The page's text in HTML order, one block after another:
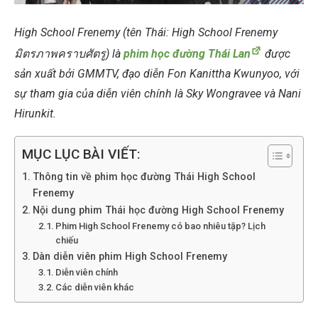
High School Frenemy (tên Thái: High School Frenemy
มิตรภาพคราบศัตรู) là phim học đường Thái Lan
được
sản xuất bởi GMMTV, đạo diễn Fon Kanittha Kwunyoo, với
sự tham gia của diễn viên chính là Sky Wongravee và Nani
Hirunkit.
MỤC LỤC BÀI VIẾT:
Thông tin về phim học đường Thái High School
Frenemy
Nội dung phim Thái học đường High School Frenemy
Phim High School Frenemy có bao nhiêu tập? Lịch
chiếu
Dàn diễn viên phim High School Frenemy
Diễn viên chính
Các diễn viên khác